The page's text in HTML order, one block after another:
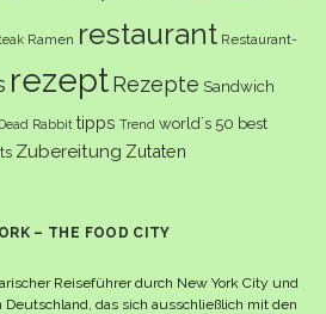
Ramen restaurant Restaurant-
rezept Rezepte Sandwich
Rabbit tipps Trend world´s 50 best
Zubereitung Zutaten
– THE FOOD CITY
Reiseführer durch New York City und
das sich ausschließlich mit den